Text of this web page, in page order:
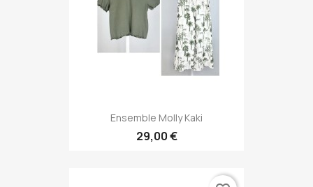
Ensemble Molly Kaki
29,00 €